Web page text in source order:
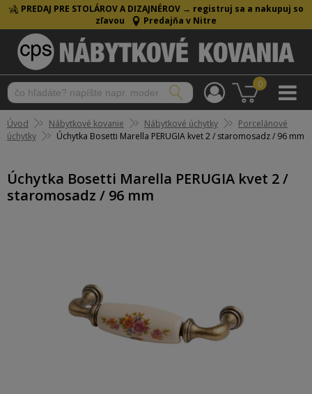
PREDAJ PRE STOLÁROV A DIZAJNÉROV → registruj sa a nakupuj so
zľavou
Predajňa v Nitre
0
Úvod Nábytkové kovanie Nábytkové úchytky
Porcelánové
úchytky
Úchytka Bosetti Marella PERUGIA kvet 2 / staromosadz / 96 mm
Úchytka Bosetti Marella PERUGIA kvet 2 /
staromosadz / 96 mm